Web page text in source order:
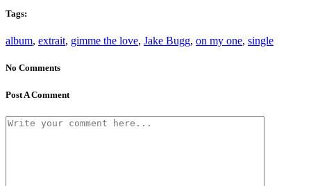
Tags:
album, extrait, gimme the love, Jake Bugg, on my one, single
No Comments
Post A Comment